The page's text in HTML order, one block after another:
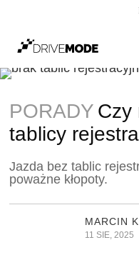
PORADY Czy
tablicy
Jazda bez tablic
poważne kłopoty.
MARCIN
11 SIE, 2025